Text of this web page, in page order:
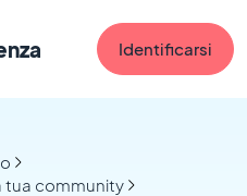
Identificarsi
tua community